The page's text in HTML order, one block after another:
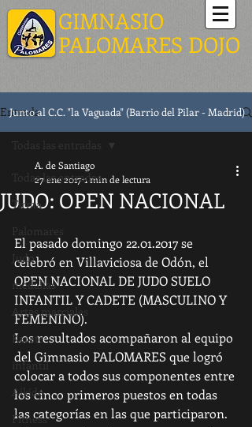
GIMNASIO
PALOMARES DOJO
Junto al C.C. "la Vaguada" (Barrio del Pilar - Madrid)
Entrada
Todas las entradas
Tirma
Palomares
Judo
medallas
Artes marciales
Karate
infantil
Aikido
Fitness
Todas las entradas
JUDO: OPEN NACIONAL
A. de Santiago
27 ene 20171 min de lectura
El pasado domingo 22.01.2017 se
celebró en Villaviciosa de Odón, el
OPEN NACIONAL DE JUDO SUELO
INFANTIL Y CADETE (MASCULINO Y
FEMENINO).
Los resultados acompañaron al equipo
del Gimnasio PALOMARES que logró
colocar a todos sus componentes entre
los cinco primeros puestos en todas
las categorías en las que participaron.